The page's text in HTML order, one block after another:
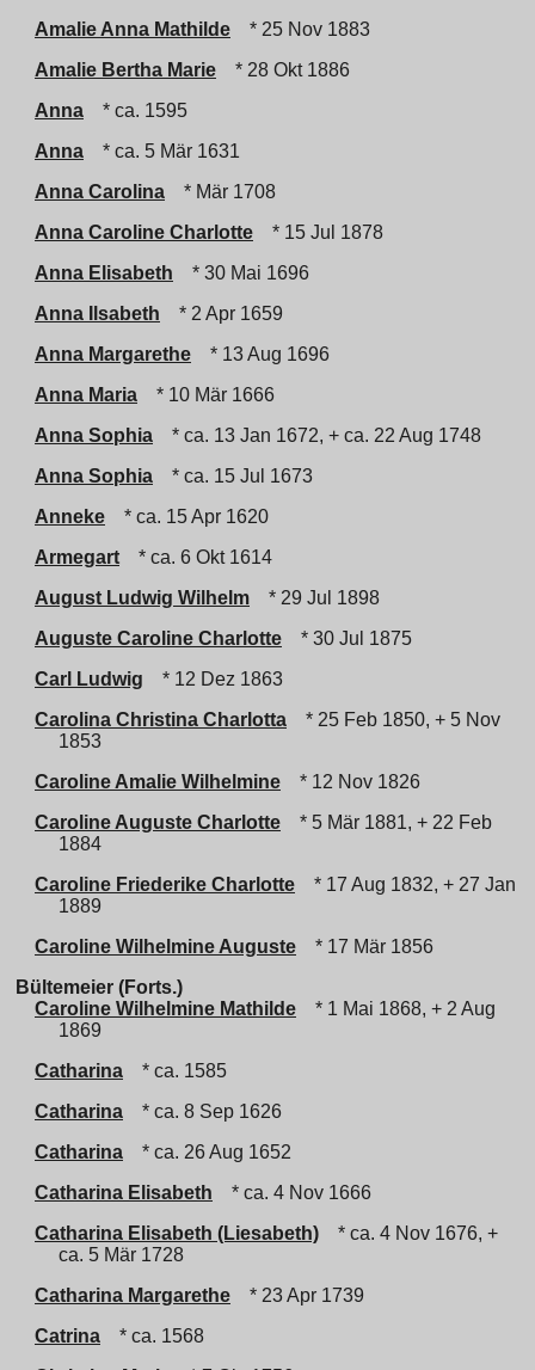
Amalie Anna Mathilde
* 25 Nov 1883
Amalie Bertha Marie
* 28 Okt 1886
Anna
* ca. 1595
Anna
* ca. 5 Mär 1631
Anna Carolina
* Mär 1708
Anna Caroline Charlotte
* 15 Jul 1878
Anna Elisabeth
* 30 Mai 1696
Anna Ilsabeth
* 2 Apr 1659
Anna Margarethe
* 13 Aug 1696
Anna Maria
* 10 Mär 1666
Anna Sophia
* ca. 13 Jan 1672, + ca. 22 Aug 1748
Anna Sophia
* ca. 15 Jul 1673
Anneke
* ca. 15 Apr 1620
Armegart
* ca. 6 Okt 1614
August Ludwig Wilhelm
* 29 Jul 1898
Auguste Caroline Charlotte
* 30 Jul 1875
Carl Ludwig
* 12 Dez 1863
Carolina Christina Charlotta
* 25 Feb 1850, + 5 Nov
1853
Caroline Amalie Wilhelmine
* 12 Nov 1826
Caroline Auguste Charlotte
* 5 Mär 1881, + 22 Feb
1884
Caroline Friederike Charlotte
* 17 Aug 1832, + 27 Jan
1889
Caroline Wilhelmine Auguste
* 17 Mär 1856
Bültemeier (Forts.)
Caroline Wilhelmine Mathilde
* 1 Mai 1868, + 2 Aug
1869
Catharina
* ca. 1585
Catharina
* ca. 8 Sep 1626
Catharina
* ca. 26 Aug 1652
Catharina Elisabeth
* ca. 4 Nov 1666
Catharina Elisabeth (Liesabeth)
* ca. 4 Nov 1676, +
ca. 5 Mär 1728
Catharina Margarethe
* 23 Apr 1739
Catrina
* ca. 1568